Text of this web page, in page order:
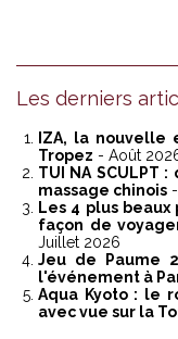
Les derniers
IZA, la nouvelle
Tropez - Août
TUI NA
massage chinois
Les 4 plus
façon de
Juillet 2026
Jeu de Paume
l'événement à
Aqua Kyoto : le
avec vue sur la